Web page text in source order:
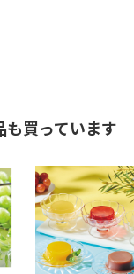
買っています